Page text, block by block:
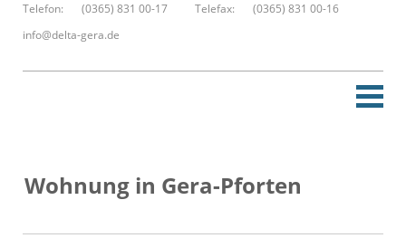
Telefon: (0365) 831 00-17 Telefax:
(0365) 831 00-16
info@delta-gera.de
Neue Suche
Wohnung in Gera-Pforten